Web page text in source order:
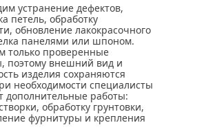
устранение дефектов,
петель, обработку
обновление лакокрасочного
панелями или шпоном.
только проверенные
поэтому внешний вид и
изделия сохраняются
необходимости специалисты
дополнительные работы:
обработку грунтовки,
фурнитуры и крепления